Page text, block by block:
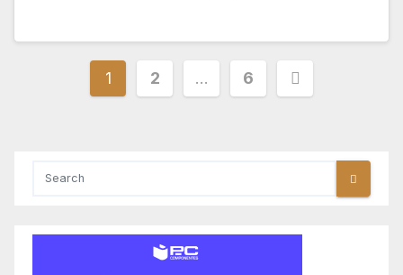
Paginação
1 2 … 6